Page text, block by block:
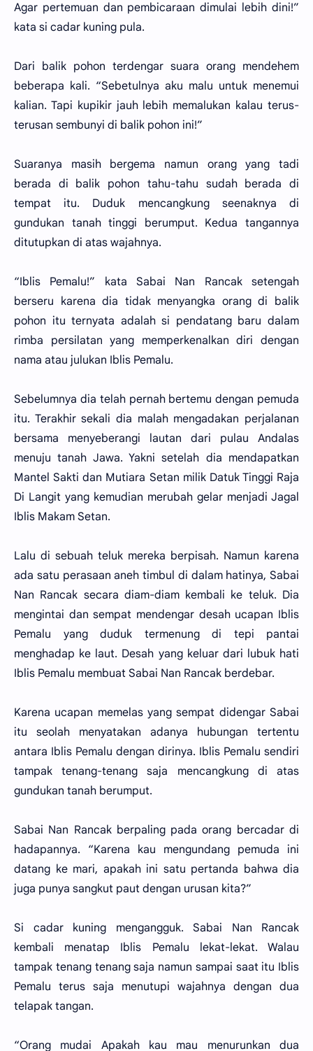
Agar pertemuan dan pembicaraan dimulai lebih dini!”
kata si cadar kuning pula.
Dari balik pohon terdengar suara orang mendehem
beberapa kali. “Sebetulnya aku malu untuk menemui
kalian. Tapi kupikir jauh lebih memalukan kalau terus-
terusan sembunyi di balik pohon ini!”
Suaranya masih bergema namun orang yang tadi
berada di balik pohon tahu-tahu sudah berada di
tempat itu. Duduk mencangkung seenaknya di
gundukan tanah tinggi berumput. Kedua tangannya
ditutupkan di atas wajahnya.
“Iblis Pemalu!” kata Sabai Nan Rancak setengah
berseru karena dia tidak menyangka orang di balik
pohon itu ternyata adalah si pendatang baru dalam
rimba persilatan yang memperkenalkan diri dengan
nama atau julukan Iblis Pemalu.
Sebelumnya dia telah pernah bertemu dengan pemuda
itu. Terakhir sekali dia malah mengadakan perjalanan
bersama menyeberangi lautan dari pulau Andalas
menuju tanah Jawa. Yakni setelah dia mendapatkan
Mantel Sakti dan Mutiara Setan milik Datuk Tinggi Raja
Di Langit yang kemudian merubah gelar menjadi Jagal
Iblis Makam Setan.
Lalu di sebuah teluk mereka berpisah. Namun karena
ada satu perasaan aneh timbul di dalam hatinya, Sabai
Nan Rancak secara diam-diam kembali ke teluk. Dia
mengintai dan sempat mendengar desah ucapan Iblis
Pemalu yang duduk termenung di tepi pantai
menghadap ke laut. Desah yang keluar dari lubuk hati
Iblis Pemalu membuat Sabai Nan Rancak berdebar.
Karena ucapan memelas yang sempat didengar Sabai
itu seolah menyatakan adanya hubungan tertentu
antara Iblis Pemalu dengan dirinya. Iblis Pemalu sendiri
tampak tenang-tenang saja mencangkung di atas
gundukan tanah berumput.
Sabai Nan Rancak berpaling pada orang bercadar di
hadapannya. “Karena kau mengundang pemuda ini
datang ke mari, apakah ini satu pertanda bahwa dia
juga punya sangkut paut dengan urusan kita?”
Si cadar kuning mengangguk. Sabai Nan Rancak
kembali menatap Iblis Pemalu lekat-lekat. Walau
tampak tenang tenang saja namun sampai saat itu Iblis
Pemalu terus saja menutupi wajahnya dengan dua
telapak tangan.
“Orang mudai Apakah kau mau menurunkan dua